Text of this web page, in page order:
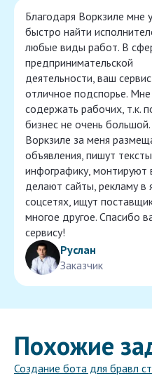
Благодаря Воркзиле мне
быстро найти
любые виды работ. В
предпринимательской
деятельности, ваш сервис
отличное подспорье.
содержать рабочих, т.к.
бизнес не очень
Воркзиле за меня
объявления, пишут
инфографику, монтируют
делают сайты, рекламу в
соцсетях, ищут
многое другое. Спасибо
сервису!
Руслан
Заказчик
Похожие
Создание бота для бравл